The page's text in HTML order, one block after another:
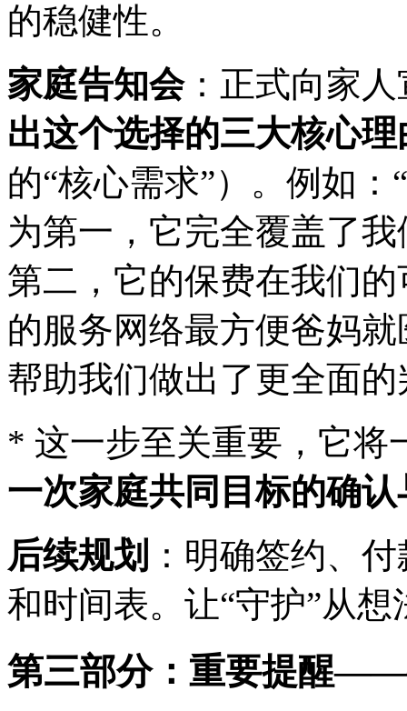
的稳健性。
家庭告知会：正式向家
出这个选择的三大核心理
的“核心需求”）。例如
为第一，它完全覆盖了
第二，它的保费在我们
的服务网络最方便爸妈
帮助我们做出了更全面的
* 这一步至关重要，它将
一次家庭共同目标的确
后续规划 ：明确签约、
和时间表。让“守护”从
第三部分：重要提醒——